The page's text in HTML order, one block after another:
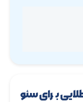
برای سئو